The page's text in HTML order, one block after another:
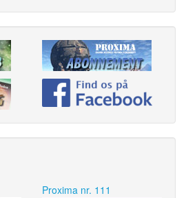
Proxima nr. 111